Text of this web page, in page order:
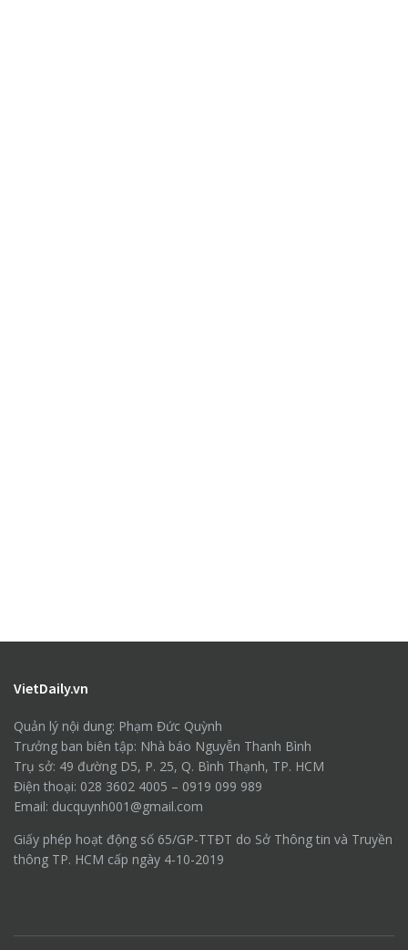
VietDaily.vn
Quản lý nội dung: Phạm Đức Quỳnh
Trưởng ban biên tập: Nhà báo Nguyễn Thanh Bình
Trụ sở: 49 đường D5, P. 25, Q. Bình Thạnh, TP. HCM
Điện thoại: 028 3602 4005 – 0919 099 989
Email: ducquynh001@gmail.com
Giấy phép hoạt động số 65/GP-TTĐT do Sở Thông tin và Truyền
thông TP. HCM cấp ngày 4-10-2019